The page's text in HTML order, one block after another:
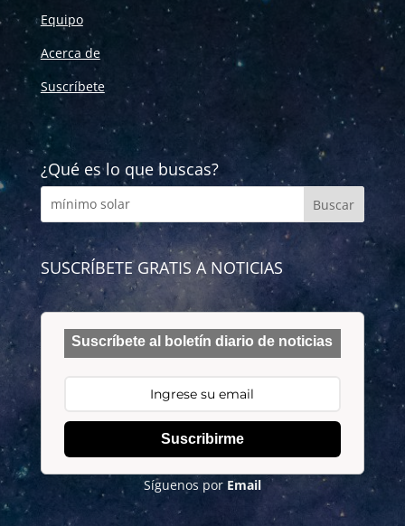
Equipo
Acerca de
Suscríbete
¿Qué es lo que buscas?
SUSCRÍBETE GRATIS A NOTICIAS
Suscríbete al boletín diario de noticias
Suscribirme
Síguenos por Email